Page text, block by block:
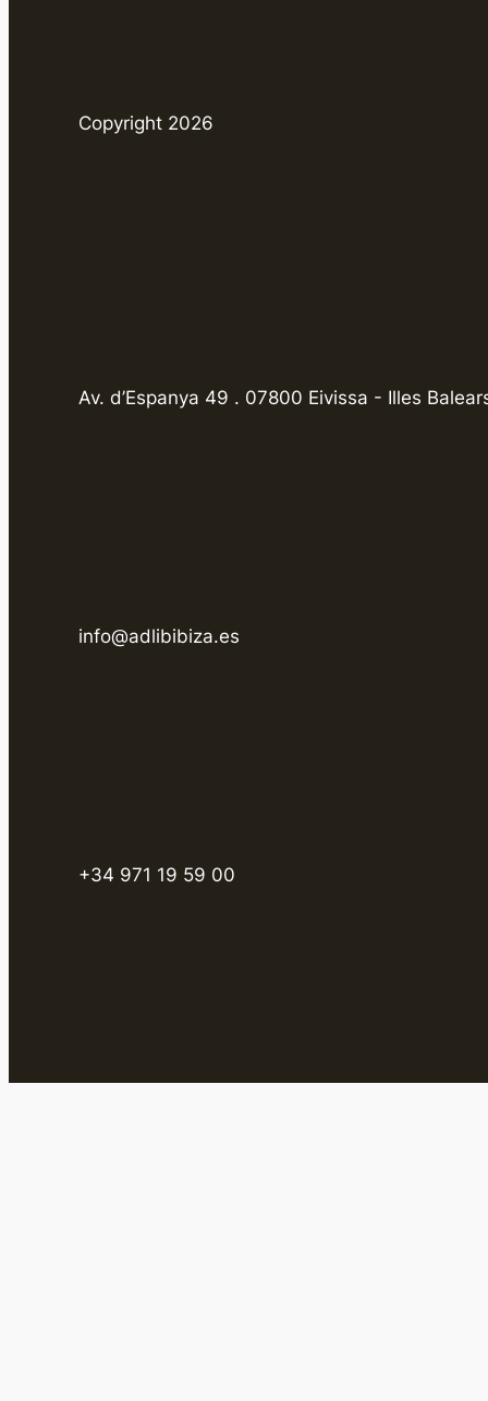
Copyright 2026
Av. d’Espanya 49 . 07800 Eivissa - Illes
info@adlibibiza.es
+34 971 19 59 00